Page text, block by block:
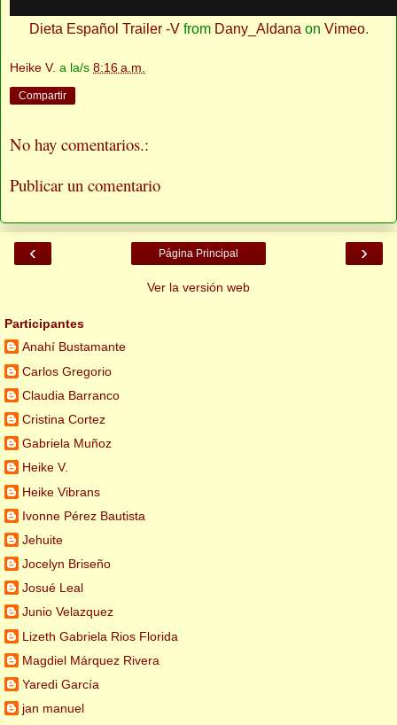
Dieta Español Trailer -Vfrom Dany_Aldanaon Vimeo.
Heike V. a la/s 8:16 a.m.
Compartir
No hay comentarios.:
Publicar un comentario
‹ ›
Página Principal
Ver la versión web
Participantes
Anahí Bustamante
Carlos Gregorio
Claudia Barranco
Cristina Cortez
Gabriela Muñoz
Heike V.
Heike Vibrans
Ivonne Pérez Bautista
Jehuite
Jocelyn Briseño
Josué Leal
Junio Velazquez
Lizeth Gabriela Rios Florida
Magdiel Márquez Rivera
Yaredi García
jan manuel